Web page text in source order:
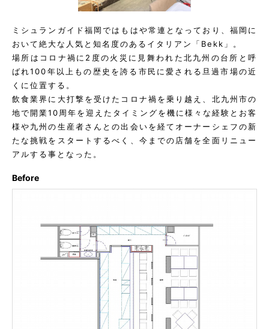
ミシュランガイド福岡ではもはや常連となっており、福岡に
おいて絶大な人気と知名度のあるイタリアン「Bekk」。
場所はコロナ禍に2度の火災に見舞われた北九州の台所と呼
ばれ100年以上もの歴史を誇る市民に愛される旦過市場の近
くに位置する。
飲食業界に大打撃を受けたコロナ禍を乗り越え、北九州市の
地で開業10周年を迎えたタイミングを機に様々な経験とお客
様や九州の生産者さんとの出会いを経てオーナーシェフの新
たな挑戦をスタートするべく、今までの店舗を全面リニュー
アルする事となった。
Before